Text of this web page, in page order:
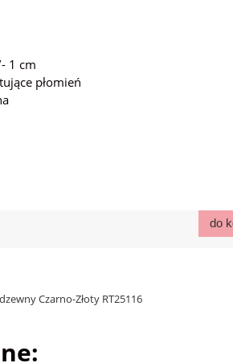
1 cm
płomień
do
Czarno-Złoty RT25116